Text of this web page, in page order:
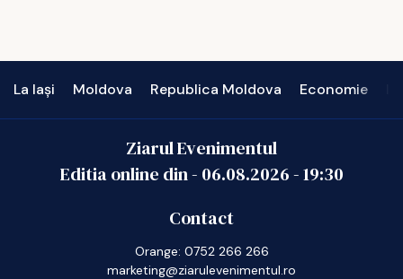
La Iași Moldova Republica Moldova Economie
Ziarul Evenimentul
Editia online din - 06.08.2026-19:30
Contact
Orange: 0752 266 266
marketing@ziarulevenimentul.ro